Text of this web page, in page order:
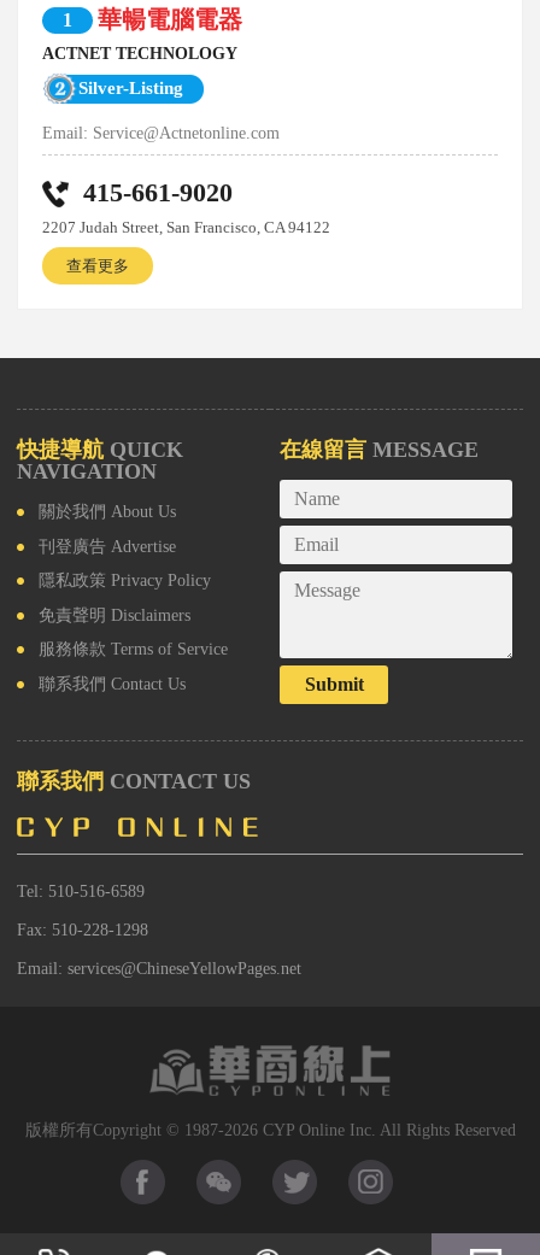
1 華暢電腦電器
ACTNET TECHNOLOGY
Silver-Listing
Email: Service@Actnetonline.com
415-661-9020
2207 Judah Street, San Francisco, CA 94122
查看更多
快捷導航 QUICK
NAVIGATION
關於我們 About Us
刊登廣告 Advertise
隱私政策 Privacy Policy
免責聲明 Disclaimers
服務條款 Terms of Service
聯系我們 Contact Us
在線留言 MESSAGE
Submit
聯系我們 CONTACT US
Tel: 510-516-6589
Fax: 510-228-1298
Email: services@ChineseYellowPages.net
版權所有Copyright © 1987-2026 CYP Online Inc. All Rights Reserved